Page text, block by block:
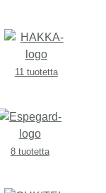
11 tuotetta
8 tuotetta